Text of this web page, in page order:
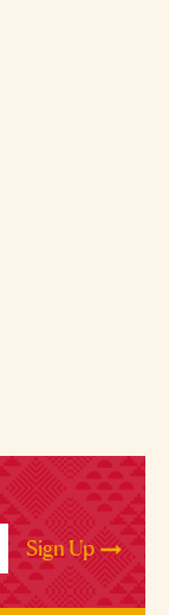
Sign Up